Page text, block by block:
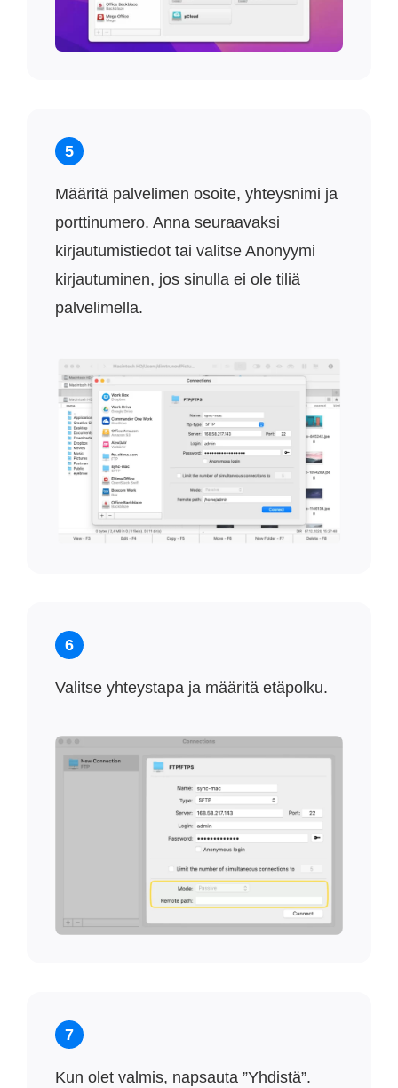
5
Määritä palvelimen osoite, yhteysnimi ja
porttinumero. Anna seuraavaksi
kirjautumistiedot tai valitse Anonyymi
kirjautuminen, jos sinulla ei ole tiliä
palvelimella.
6
Valitse yhteystapa ja määritä etäpolku.
7
Kun olet valmis, napsauta ”Yhdistä”.